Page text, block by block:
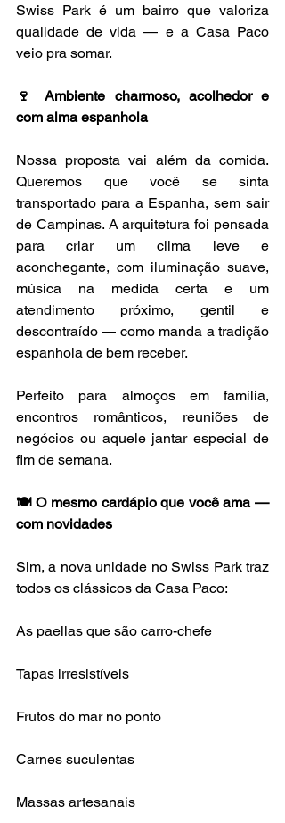
Swiss Park é um bairro que valoriza
qualidade de vida — e a Casa Paco
veio pra somar.
🍷 Ambiente charmoso, acolhedor e
com alma espanhola
Nossa proposta vai além da comida.
Queremos que você se sinta
transportado para a Espanha, sem sair
de Campinas. A arquitetura foi pensada
para criar um clima leve e
aconchegante, com iluminação suave,
música na medida certa e um
atendimento próximo, gentil e
descontraído — como manda a tradição
espanhola de bem receber.
Perfeito para almoços em família,
encontros românticos, reuniões de
negócios ou aquele jantar especial de
fim de semana.
🍽️ O mesmo cardápio que você ama —
com novidades
Sim, a nova unidade no Swiss Park traz
todos os clássicos da Casa Paco:
As paellas que são carro-chefe
Tapas irresistíveis
Frutos do mar no ponto
Carnes suculentas
Massas artesanais